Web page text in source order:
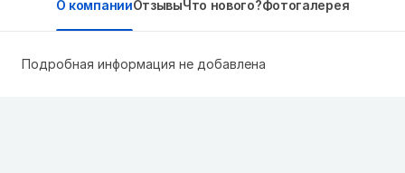
О компанииОтзывыЧто нового?Фотогалерея
Подробная информация не добавлена